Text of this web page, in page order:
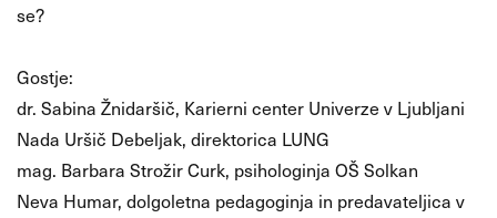
se?
Gostje:
dr. Sabina Žnidaršič, Karierni center Univerze v Ljubljani
Nada Uršič Debeljak, direktorica LUNG
mag. Barbara Strožir Curk, psihologinja OŠ Solkan
Neva Humar, dolgoletna pedagoginja in predavateljica v